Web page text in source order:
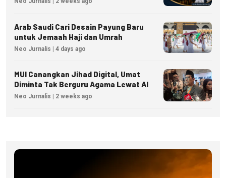
Arab Saudi Cari Desain Payung Baru
untuk Jemaah Haji dan Umrah
Neo Jurnalis | 4 days ago
MUI Canangkan Jihad Digital, Umat
Diminta Tak Berguru Agama Lewat AI
Neo Jurnalis | 2 weeks ago